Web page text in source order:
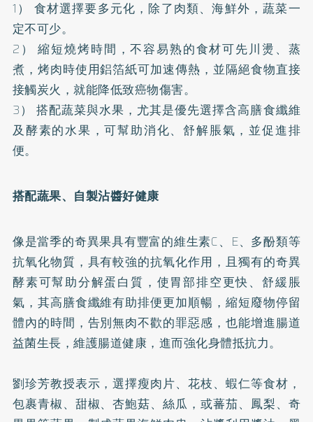
1） 食材選擇要多元化，除了肉類、海鮮外，蔬菜一
定不可少。
2） 縮短燒烤時間，不容易熟的食材可先川燙、蒸
煮，烤肉時使用鋁箔紙可加速傳熱，並隔絕食物直接
接觸炭火，就能降低致癌物傷害。
3） 搭配蔬菜與水果，尤其是優先選擇含高膳食纖維
及酵素的水果，可幫助消化、舒解脹氣，並促進排
便。
搭配蔬果、自製沾醬好健康
像是當季的奇異果具有豐富的維生素C、E、多酚類等
抗氧化物質，具有較強的抗氧化作用，且獨有的奇異
酵素可幫助分解蛋白質，使胃部排空更快、舒緩脹
氣，其高膳食纖維有助排便更加順暢，縮短廢物停留
體內的時間，告別無肉不歡的罪惡感，也能增進腸道
益菌生長，維護腸道健康，進而強化身體抵抗力。
劉珍芳教授表示，選擇瘦肉片、花枝、蝦仁等食材，
包裹青椒、甜椒、杏鮑菇、絲瓜，或蕃茄、鳳梨、奇